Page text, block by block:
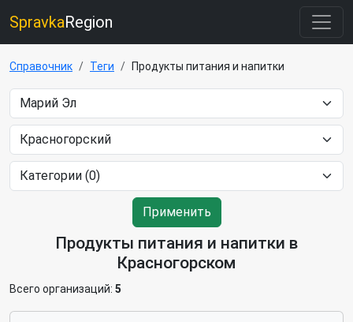
SpravkaRegion
Справочник Теги Продукты питания и напитки
Применить
Продукты питания и напитки в
Красногорском
Всего организаций: 5